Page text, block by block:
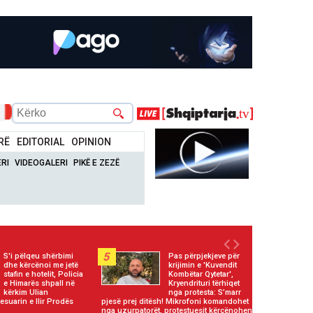
EDITORIAL OPINION
VIDEOGALERI PIKË E ZEZË
S'i pëlqeu shërbimi
dhe kërcënoi me jetë
stafin e hotelit, Policia
e Himarës shpall në
kërkim Ulian
e Ilir Prodës
5
Pas përpjekjeve për
krijimin e 'Kuvendit
Kombëtar Qytetar',
Kryendrituri tërhiqet
nga protesta: S’marr
pjesë prej ditësh! Mikrofoni komandohet
nga uzurpatorët, protestuesit kërcënohen